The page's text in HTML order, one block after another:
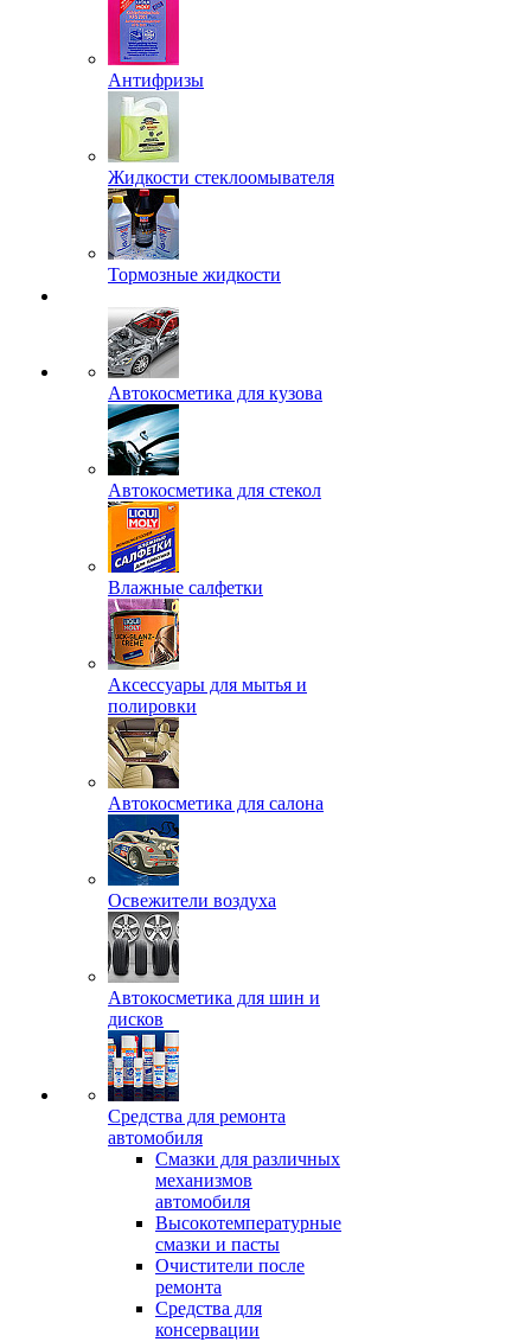
Антифризы
Жидкости стеклоомывателя
Тормозные жидкости
Автокосметика для кузова
Автокосметика для стекол
Влажные салфетки
Аксессуары для мытья и
полировки
Автокосметика для салона
Освежители воздуха
Автокосметика для шин и
дисков
Средства для ремонта
автомобиля
Смазки для различных
механизмов
автомобиля
Высокотемпературные
смазки и пасты
Очистители после
ремонта
Средства для
консервации